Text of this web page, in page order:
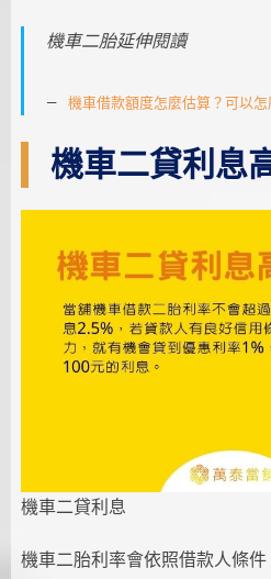
機車二胎延伸閱讀
機車借款額度怎麼估算？可以怎
機車二貸利息
機車二貸利息
機車二胎利率會依照借款人條